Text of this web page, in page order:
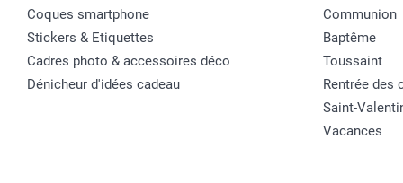
Coques smartphone
Stickers & Etiquettes
Cadres photo & accessoires déco
Dénicheur d'idées cadeau
Communion
Baptême
Toussaint
Rentrée des
Saint-
Vacances